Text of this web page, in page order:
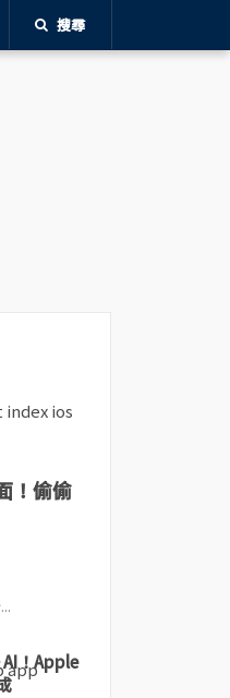
搜尋
！偷偷
AI！Apple